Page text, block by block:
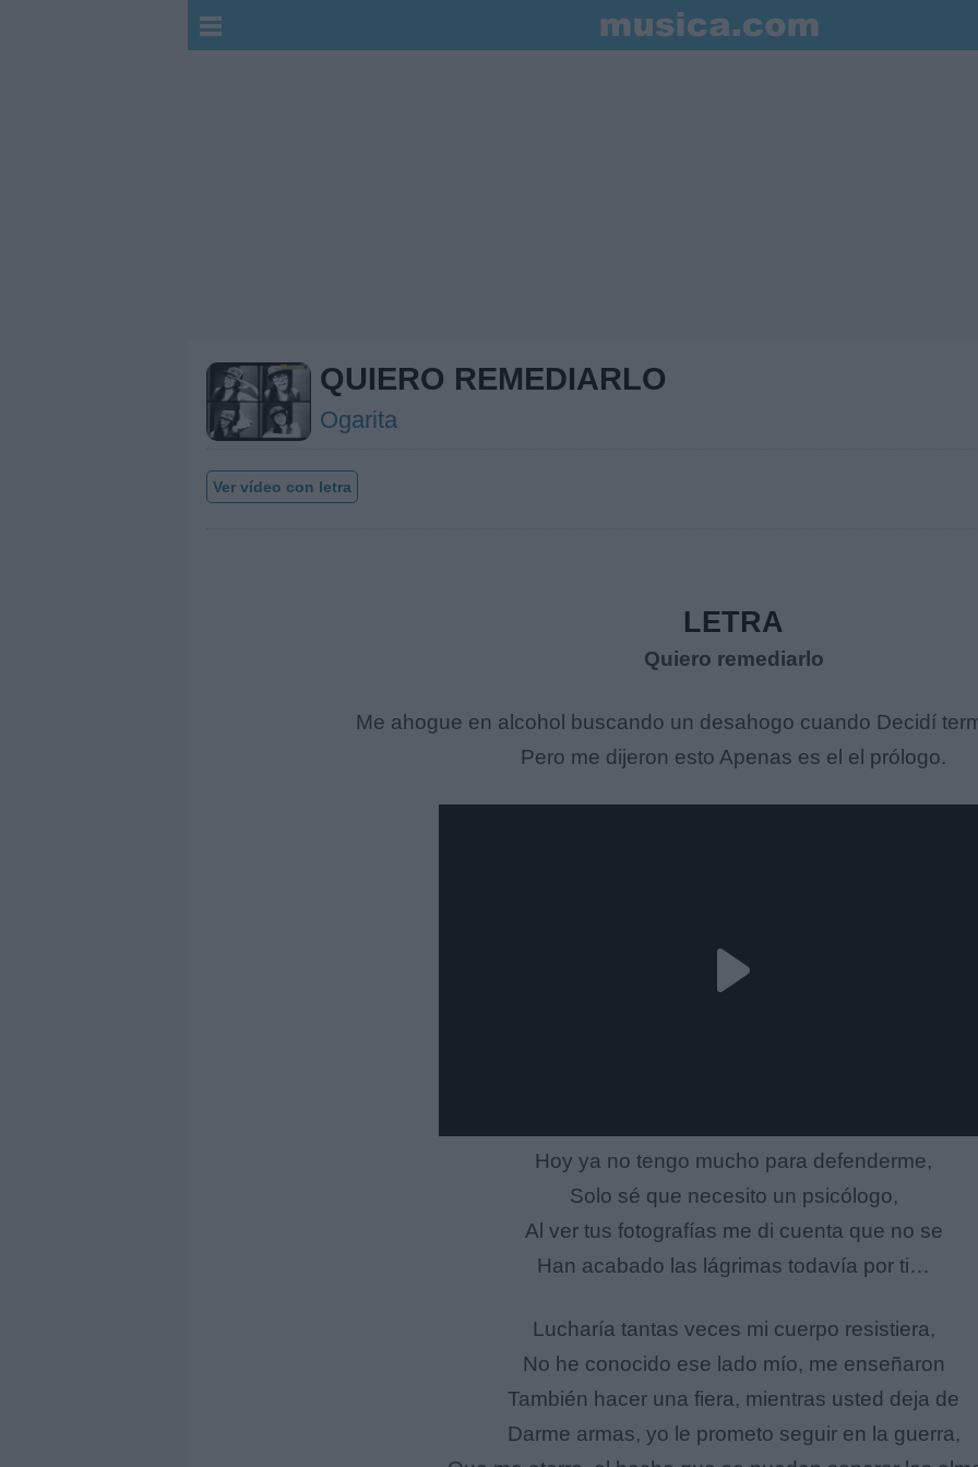
QUIERO REMEDIARLO
Ogarita
Ver vídeo con letra
LETRA
Quiero remediarlo
Me ahogue en alcohol buscando un desahogo cuando Decidí
Pero me dijeron esto Apenas es el el prólogo.
Hoy ya no tengo mucho para defenderme,
Solo sé que necesito un psicólogo,
Al ver tus fotografías me di cuenta que no se
Han acabado las lágrimas todavía por ti…
Lucharía tantas veces mi cuerpo resistiera,
No he conocido ese lado mío, me enseñaron
También hacer una fiera, mientras usted deja de
Darme armas, yo le prometo seguir en la guerra,